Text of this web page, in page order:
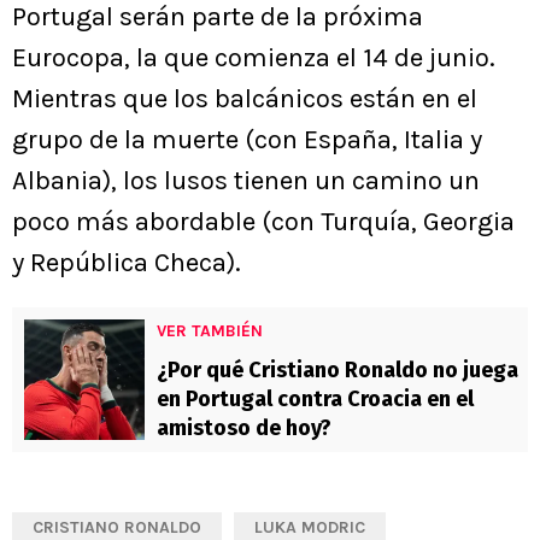
Portugal serán parte de la próxima
Eurocopa, la que comienza el 14 de junio.
Mientras que los balcánicos están en el
grupo de la muerte (con España, Italia y
Albania), los lusos tienen un camino un
poco más abordable (con Turquía, Georgia
y República Checa).
VER TAMBIÉN
¿Por qué Cristiano Ronaldo no juega
en Portugal contra Croacia en el
amistoso de hoy?
CRISTIANO RONALDO LUKA MODRIC